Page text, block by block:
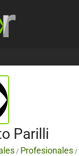
Parilli
/ Profesionales /